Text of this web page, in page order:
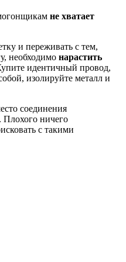
не хватает
и переживать с тем,
необходимо нарастить
идентичный провод,
изолируйте металл и
соединения
Плохого ничего
с такими